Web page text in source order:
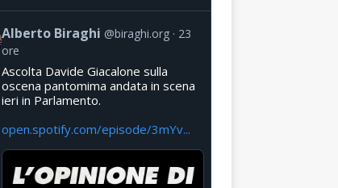
Alberto Biraghi @biraghi.org
23
ore
Ascolta Davide Giacalone sulla
oscena pantomima andata in scena
ieri in Parlamento.
open.spotify.com/episode/3mYv...